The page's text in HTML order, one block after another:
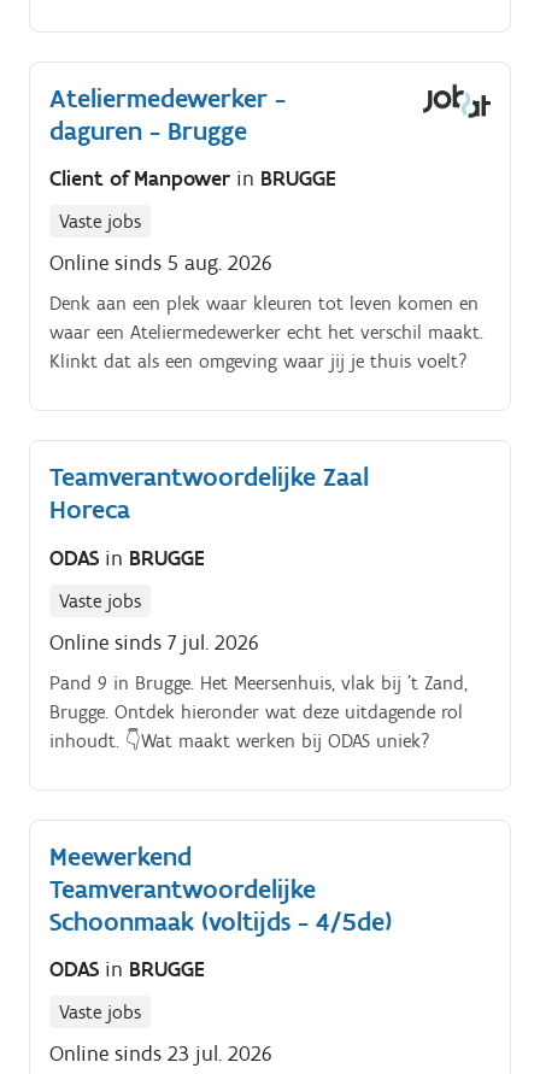
zorgt dat elke mix klopt tot op de druppel Als
Ateliermedewerker hou je ook de kwaliteit scherp in
de gaten en registreer je alles netjes in het systeem. Je
werkplek onderhouden hoort er natuurlijk ook bij En
rood” en “bijna blauw”.
Ateliermedewerker -
daguren - Brugge
Client of Manpower in BRUGGE
Vaste jobs
Online sinds 5 aug. 2026
Denk aan een plek waar kleuren tot leven komen en
waar een Ateliermedewerker echt het verschil maakt.
Klinkt dat als een omgeving waar jij je thuis voelt?
Teamverantwoordelijke Zaal
Horeca
ODAS in BRUGGE
Vaste jobs
Online sinds 7 jul. 2026
Pand 9 in Brugge. Het Meersenhuis, vlak bij ’t Zand,
Brugge. Ontdek hieronder wat deze uitdagende rol
inhoudt. 👇Wat maakt werken bij ODAS uniek?
Meewerkend
Teamverantwoordelijke
Schoonmaak (voltijds - 4/5de)
ODAS in BRUGGE
Vaste jobs
Online sinds 23 jul. 2026